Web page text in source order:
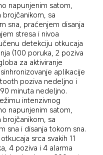
napunjenim satom,
sa
sna, praćenjem disanja
stresa i nivoa
detekciju otkucaja
(100 poruka, 2 poziva
za aktiviranje
aplikacije
poziva nedeljno i
minuta nedeljno.
intenzivnog
napunjenim satom,
sa
sna i disanja tokom sna.
srca svakih 11
4 poziva i 4 alarma